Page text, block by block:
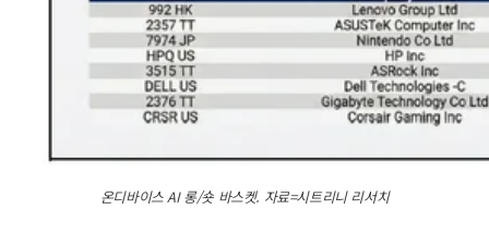
온디바이스 AI 롱/숏 바스켓. 자료=시트리니 리서치